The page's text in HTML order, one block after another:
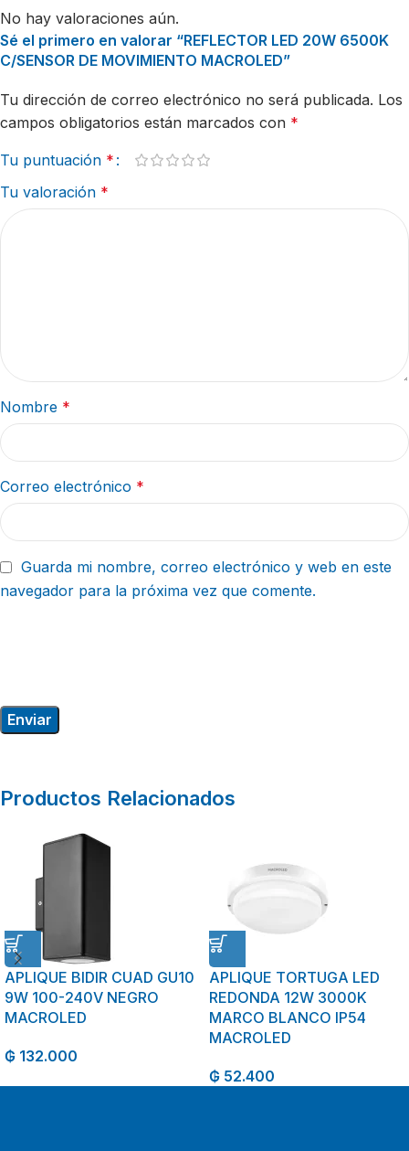
No hay valoraciones aún.
Sé el primero en valorar “REFLECTOR LED 20W 6500K
C/SENSOR DE MOVIMIENTO MACROLED”
Tu dirección de correo electrónico no será publicada. Los
campos obligatorios están marcados con *
Tu puntuación *
Tu valoración *
Nombre *
Correo electrónico *
Guarda mi nombre, correo electrónico y web en este
navegador para la próxima vez que comente.
Productos Relacionados
APLIQUE BIDIR CUAD GU10
9W 100-240V NEGRO
MACROLED
₲ 132.000
APLIQUE TORTUGA LED
REDONDA 12W 3000K
MARCO BLANCO IP54
MACROLED
₲ 52.400